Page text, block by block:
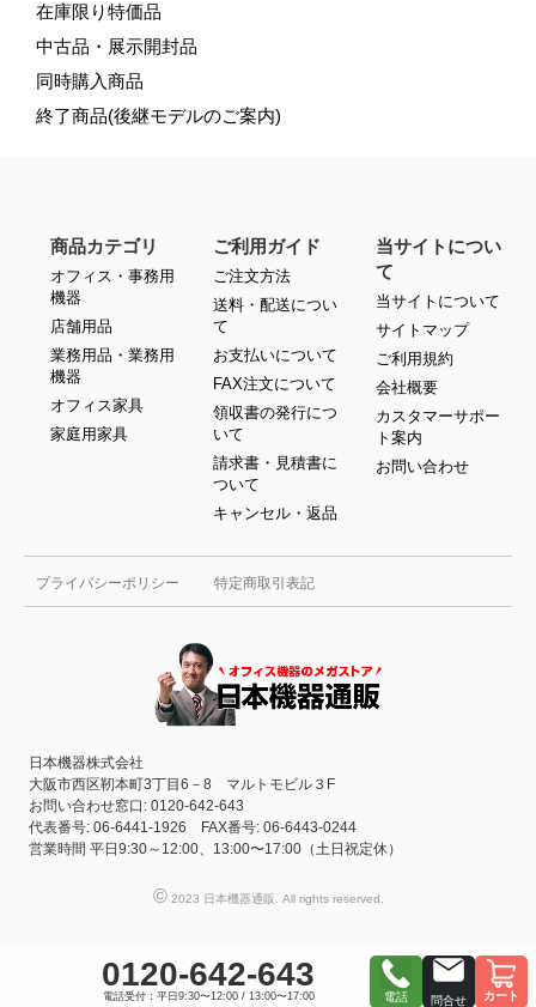
0120-642-643
電話受付：平日9:30〜12:00 / 13:00〜17:00 電話 問合せ カート
在庫限り特価品
中古品・展示開封品
同時購入商品
終了商品(後継モデルのご案内)
プライバシーポリシー 特定商取引表記
日本機器株式会社
大阪市西区靭本町3丁目6－8 マルトモビル３F
お問い合わせ窓口: 0120-642-643
代表番号: 06-6441-1926 FAX番号: 06-6443-0244
営業時間 平日9:30～12:00、13:00〜17:00（土日祝定休）
商品カテゴリ
オフィス・事務用
機器
店舗用品
業務用品・業務用
機器
オフィス家具
家庭用家具
ご利用ガイド
ご注文方法
送料・配送につい
て
お支払いについて
FAX注文について
領収書の発行につ
いて
請求書・見積書に
ついて
キャンセル・返品
当サイトについ
て
当サイトについて
サイトマップ
ご利用規約
会社概要
カスタマーサポー
ト案内
お問い合わせ
©2023 日本機器通販. All rights reserved.